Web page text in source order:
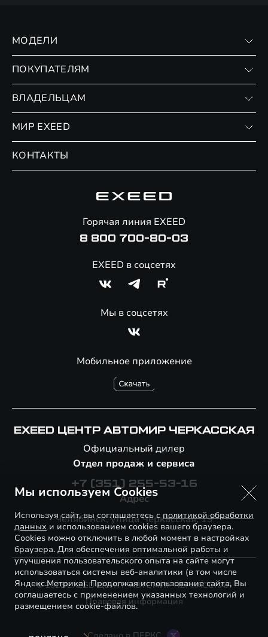
МОДЕЛИ
ПОКУПАТЕЛЯМ
Страхование
ВЛАДЕЛЬЦАМ
Сервис
Помощь на дорогах
МИР EXEED
КОНТАКТЫ
Мобильное приложение
Горячая линия EXEED
8 800 700-80-03
EXEED в соцсетях
Мы в соцсетях
EXEED ЦЕНТР АВТОМИР ЧЕРКАССКАЯ
Официальный дилер
Отдел продаж и сервиса
+7 (351) 255-53-16
Адрес
Челябинск, улица Черкасская, 19
© 2026 EXEED ЦЕНТР АВТОМИР ЧЕРКАССКАЯ
Правовая информация
Мы используем Cookies
Используя сайт, вы соглашаетесь сполитикой обработки
данных и использованием cookies вашего браузера.
Cookies можно отключить в любой момент в настройках
браузера. Для обеспечения оптимальной работы и
улучшения пользовательского опыта на сайте могут
использоваться системы веб-аналитики (в том числе
Яндекс.Метрика). Продолжая использование сайта, Вы
соглашаетесь с применением указанных технологий и
размещением cookie-файлов.